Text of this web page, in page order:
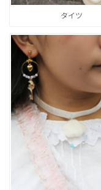
タイツ